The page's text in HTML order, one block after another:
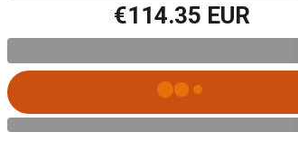
€114.35 EUR